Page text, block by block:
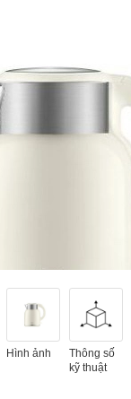
Hình ảnh
Thông số
kỹ thuật